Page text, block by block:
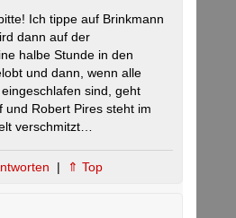
Ich tippe auf Brinkmann
dann auf der
halbe Stunde in den
und dann, wenn alle
sind, geht
und Robert Pires steht im
verschmitzt…
| ⇑ Top